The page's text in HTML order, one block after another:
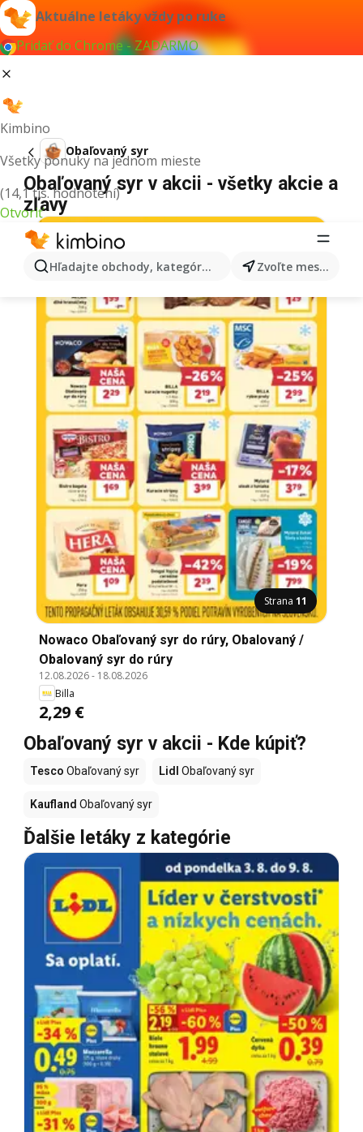
Aktuálne letáky vždy po ruke
Pridať do Chrome - ZADARMO
Kimbino
Všetky ponuky na jednom mieste
(14,1 tis. hodnotení)
Otvoriť
Hľadajte obchody, kategórie, produkty... Zvoľte mesto
Obaľovaný syr
Obaľovaný syr v akcii - všetky akcie a
zľavy
Strana 11
Nowaco Obaľovaný syr do rúry, Obalovaný /
Obalovaný syr do rúry
12.08.2026- 18.08.2026
Billa
2,29 €
Obaľovaný syr v akcii - Kde kúpiť?
Tesco Obaľovaný syr Lidl Obaľovaný syr
Kaufland Obaľovaný syr
Ďalšie letáky z kategórie